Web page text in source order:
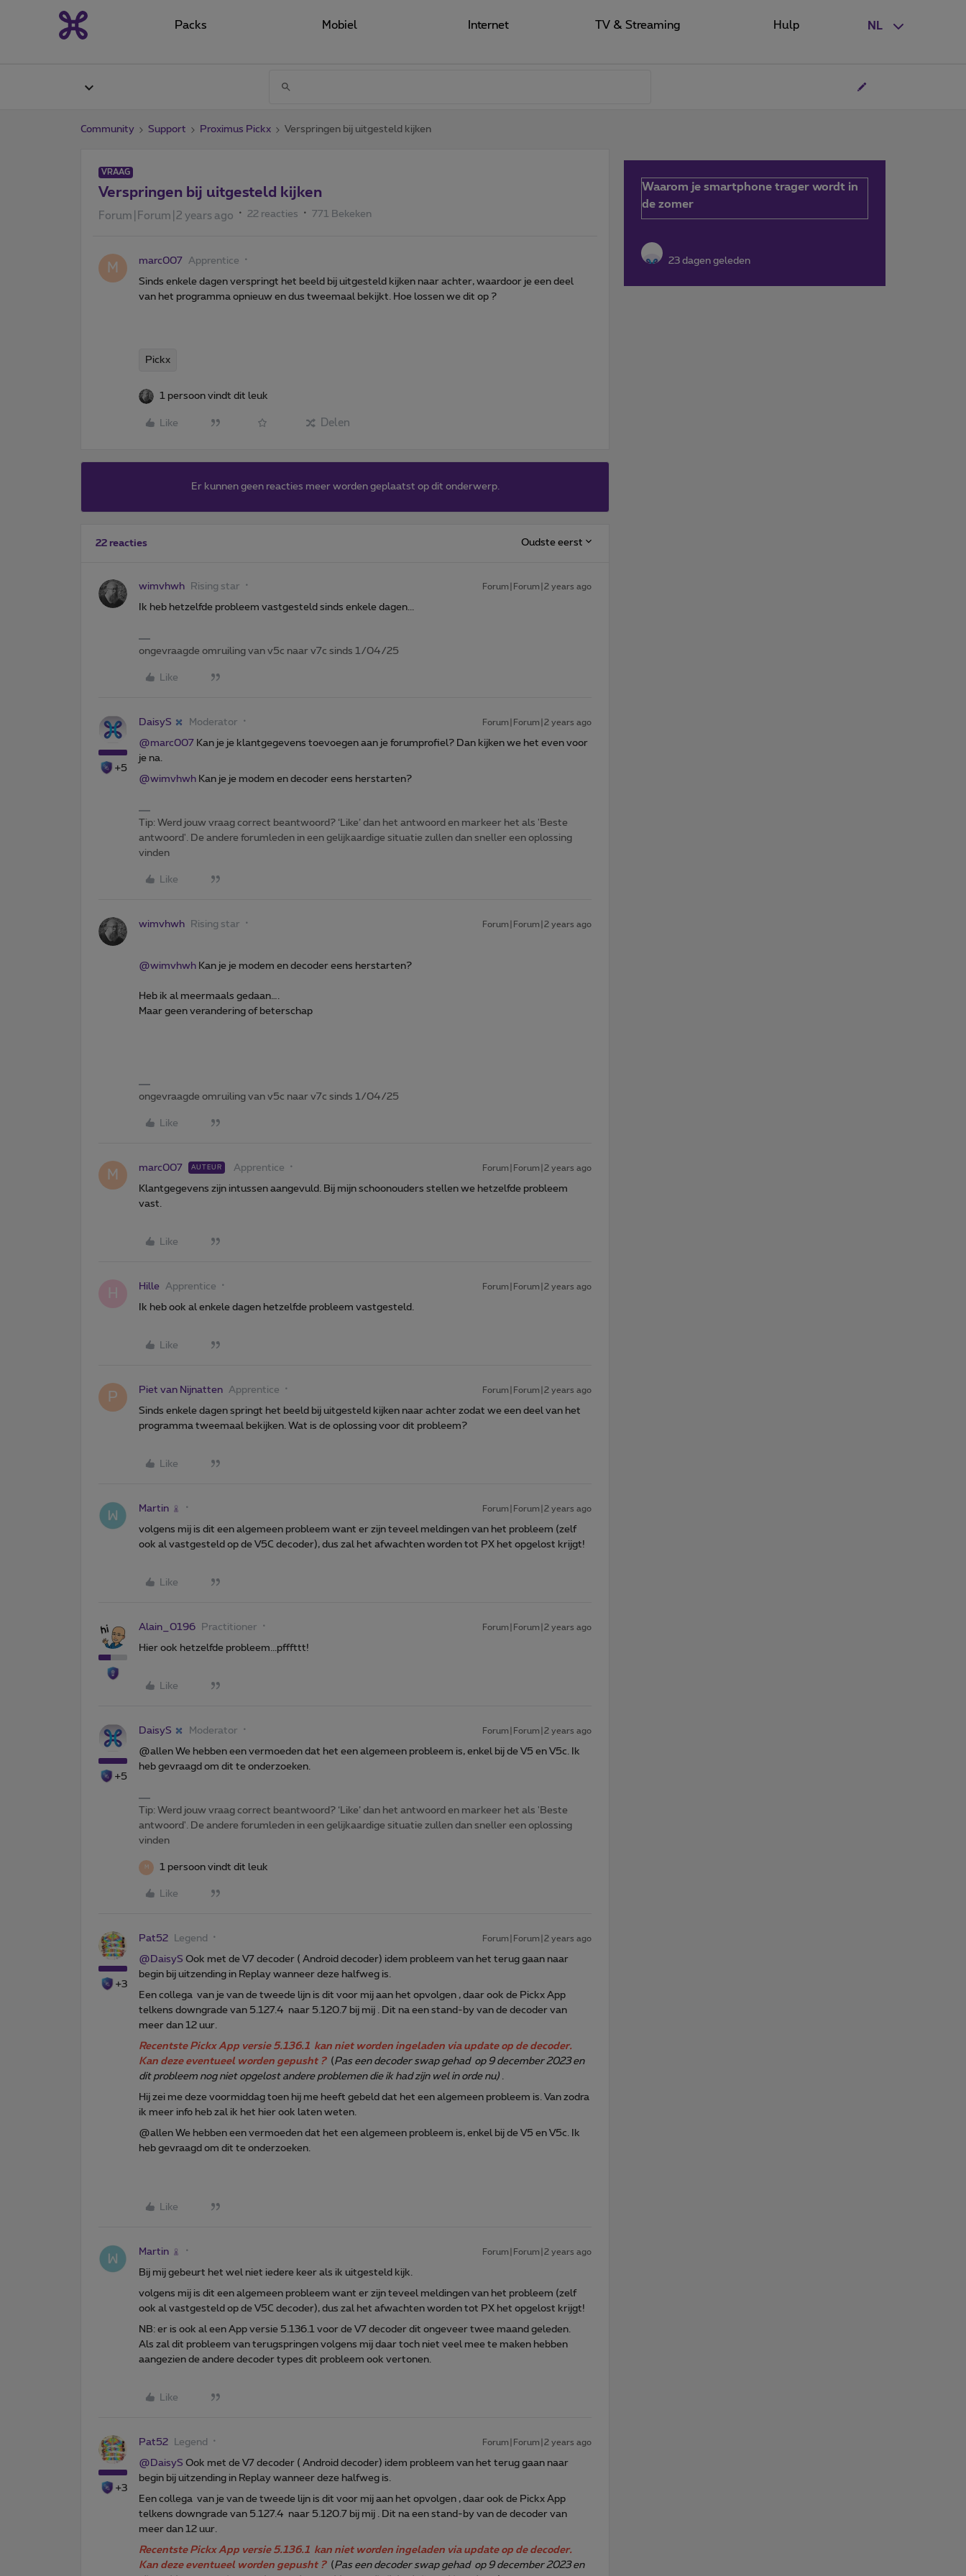
NL
Packs Mobiel Internet TV & Streaming Hulp
Community Support Proximus Pickx Verspringen bij uitgesteld kijken
VRAAG
Verspringen bij uitgesteld kijken
Forum|Forum|2 years ago 22 reacties 771 Bekeken
M marc007 Apprentice
Sinds enkele dagen verspringt het beeld bij uitgesteld kijken naar achter, waardoor je een deel
van het programma opnieuw en dus tweemaal bekijkt. Hoe lossen we dit op ?
Pickx
1 persoon vindt dit leuk
Like Delen
Er kunnen geen reacties meer worden geplaatst op dit onderwerp.
22 reacties Oudste eerst
wimvhwh Rising star Forum|Forum|2 years ago
Ik heb hetzelfde probleem vastgesteld sinds enkele dagen...
ongevraagde omruiling van v5c naar v7c sinds 1/04/25
Like
+5
DaisyS Moderator Forum|Forum|2 years ago
@marc007 Kan je je klantgegevens toevoegen aan je forumprofiel? Dan kijken we het even voor
je na.
@wimvhwh Kan je je modem en decoder eens herstarten?
Tip: Werd jouw vraag correct beantwoord? ‘Like’ dan het antwoord en markeer het als 'Beste
antwoord'. De andere forumleden in een gelijkaardige situatie zullen dan sneller een oplossing
vinden
Like
wimvhwh Rising star Forum|Forum|2 years ago
@wimvhwh Kan je je modem en decoder eens herstarten?
Heb ik al meermaals gedaan….
Maar geen verandering of beterschap
ongevraagde omruiling van v5c naar v7c sinds 1/04/25
Like
M marc007 AUTEUR Apprentice Forum|Forum|2 years ago
Klantgegevens zijn intussen aangevuld. Bij mijn schoonouders stellen we hetzelfde probleem
vast.
Like
H Hille Apprentice Forum|Forum|2 years ago
Ik heb ook al enkele dagen hetzelfde probleem vastgesteld.
Like
P Piet van Nijnatten Apprentice Forum|Forum|2 years ago
Sinds enkele dagen springt het beeld bij uitgesteld kijken naar achter zodat we een deel van het
programma tweemaal bekijken. Wat is de oplossing voor dit probleem?
Like
Martin Forum|Forum|2 years ago
volgens mij is dit een algemeen probleem want er zijn teveel meldingen van het probleem (zelf
ook al vastgesteld op de V5C decoder), dus zal het afwachten worden tot PX het opgelost krijgt!
Like
Alain_0196 Practitioner Forum|Forum|2 years ago
Hier ook hetzelfde probleem...pfffttt!
Like
+5
DaisyS Moderator Forum|Forum|2 years ago
@allen We hebben een vermoeden dat het een algemeen probleem is, enkel bij de V5 en V5c. Ik
heb gevraagd om dit te onderzoeken.
Tip: Werd jouw vraag correct beantwoord? ‘Like’ dan het antwoord en markeer het als 'Beste
antwoord'. De andere forumleden in een gelijkaardige situatie zullen dan sneller een oplossing
vinden
M 1 persoon vindt dit leuk
Like
+3
Pat52 Legend Forum|Forum|2 years ago
@DaisyS Ook met de V7 decoder ( Android decoder) idem probleem van het terug gaan naar
begin bij uitzending in Replay wanneer deze halfweg is.
Een collega van je van de tweede lijn is dit voor mij aan het opvolgen , daar ook de Pickx App
telkens downgrade van 5.127.4 naar 5.120.7 bij mij . Dit na een stand-by van de decoder van
meer dan 12 uur.
Recentste Pickx App versie 5.136.1 kan niet worden ingeladen via update op de decoder.
Kan deze eventueel worden gepusht ? (Pas een decoder swap gehad op 9 december 2023 en
dit probleem nog niet opgelost andere problemen die ik had zijn wel in orde nu)
Hij zei me deze voormiddag toen hij me heeft gebeld dat het een algemeen probleem is. Van zodra
ik meer info heb zal ik het hier ook laten weten.
@allen We hebben een vermoeden dat het een algemeen probleem is, enkel bij de V5 en V5c. Ik
heb gevraagd om dit te onderzoeken.
Like
Martin Forum|Forum|2 years ago
Bij mij gebeurt het wel niet iedere keer als ik uitgesteld kijk.
volgens mij is dit een algemeen probleem want er zijn teveel meldingen van het probleem (zelf
ook al vastgesteld op de V5C decoder), dus zal het afwachten worden tot PX het opgelost krijgt!
NB: er is ook al een App versie 5.136.1 voor de V7 decoder dit ongeveer twee maand geleden.
Als zal dit probleem van terugspringen volgens mij daar toch niet veel mee te maken hebben
aangezien de andere decoder types dit probleem ook vertonen.
Like
+3
Pat52 Legend Forum|Forum|2 years ago
@DaisyS Ook met de V7 decoder ( Android decoder) idem probleem van het terug gaan naar
begin bij uitzending in Replay wanneer deze halfweg is.
Een collega van je van de tweede lijn is dit voor mij aan het opvolgen , daar ook de Pickx App
telkens downgrade van 5.127.4 naar 5.120.7 bij mij . Dit na een stand-by van de decoder van
meer dan 12 uur.
Recentste Pickx App versie 5.136.1 kan niet worden ingeladen via update op de decoder.
Kan deze eventueel worden gepusht ? (Pas een decoder swap gehad op 9 december 2023 en
Waarom je smartphone trager wordt in
de zomer
23 dagen geleden